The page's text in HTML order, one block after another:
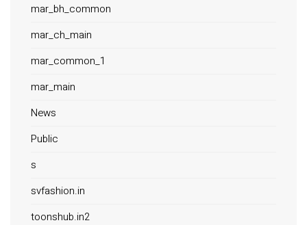
mar_bh_common
mar_ch_main
mar_common_1
mar_main
News
Public
s
svfashion.in
toonshub.in2